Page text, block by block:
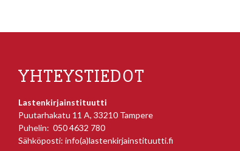
YHTEYSTIEDOT
Lastenkirjainstituutti
Puutarhakatu 11 A, 33210 Tampere
Puhelin: 050 4632 780
Sähköposti: info(a)lastenkirjainstituutti.fi